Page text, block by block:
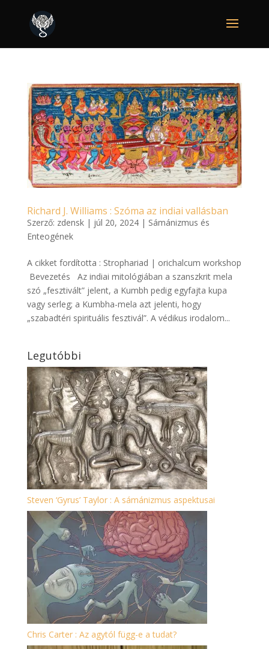
Richard J. Williams : Szóma az indiai vallásban
Szerző: zdensk| júl 20, 2024| Sámánizmus és
Enteogének
A cikket fordította : Strophariad | orichalcum workshop
Bevezetés Az indiai mitológiában a szanszkrit mela
szó „fesztivált” jelent, a Kumbh pedig egyfajta kupa
vagy serleg; a Kumbha-mela azt jelenti, hogy
„szabadtéri spirituális fesztivál”. A védikus irodalom...
Legutóbbi
Steven ‘Gyrus’ Taylor : A sámánizmus aspektusai
Chris Carter : Az agytól függ-e a tudat?